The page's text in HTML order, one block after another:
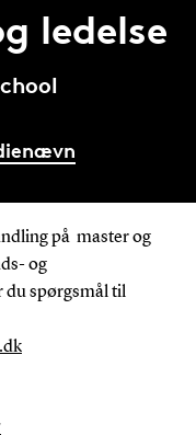
ledelse
på master og
og
du spørgsmål til